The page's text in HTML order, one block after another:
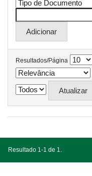
Resultados/Página
Resultado 1-1 de 1.